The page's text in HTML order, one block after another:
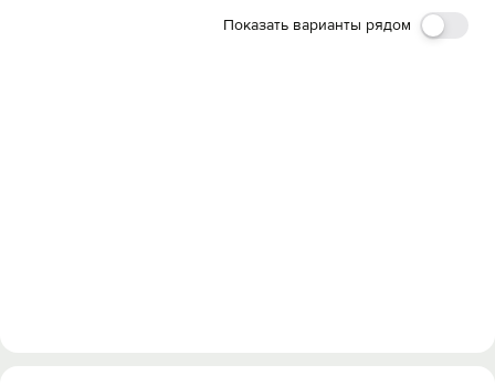
Показать варианты рядом